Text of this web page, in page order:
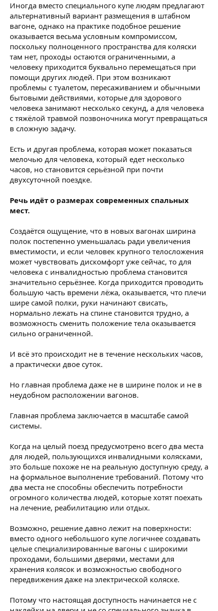
Иногда вместо специального купе людям предлагают
альтернативный вариант размещения в штабном
вагоне, однако на практике подобное решение
оказывается весьма условным компромиссом,
поскольку полноценного пространства для коляски
там нет, проходы остаются ограниченными, а
человеку приходится буквально перемещаться при
помощи других людей. При этом возникают
проблемы с туалетом, пересаживанием и обычными
бытовыми действиями, которые для здорового
человека занимают несколько секунд, а для человека
с тяжёлой травмой позвоночника могут превращаться
в сложную задачу.
Есть и другая проблема, которая может показаться
мелочью для человека, который едет несколько
часов, но становится серьёзной при почти
двухсуточной поездке.
Речь идёт о размерах современных спальных
мест.
Создаётся ощущение, что в новых вагонах ширина
полок постепенно уменьшалась ради увеличения
вместимости, и если человек крупного телосложения
может чувствовать дискомфорт уже сейчас, то для
человека с инвалидностью проблема становится
значительно серьёзнее. Когда приходится проводить
большую часть времени лёжа, оказывается, что плечи
шире самой полки, руки начинают свисать,
нормально лежать на спине становится трудно, а
возможность сменить положение тела оказывается
сильно ограниченной.
И всё это происходит не в течение нескольких часов,
а практически двое суток.
Но главная проблема даже не в ширине полок и не в
неудобном расположении вагонов.
Главная проблема заключается в масштабе самой
системы.
Когда на целый поезд предусмотрено всего два места
для людей, пользующихся инвалидными колясками,
это больше похоже не на реальную доступную среду, а
на формальное выполнение требований. Потому что
два места не способны обеспечить потребности
огромного количества людей, которые хотят поехать
на лечение, реабилитацию или отдых.
Возможно, решение давно лежит на поверхности:
вместо одного небольшого купе логичнее создавать
целые специализированные вагоны с широкими
проходами, большими дверями, местами для
хранения колясок и возможностью свободного
передвижения даже на электрической коляске.
Потому что настоящая доступность начинается не с